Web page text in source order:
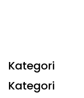
Kategori
Kategori